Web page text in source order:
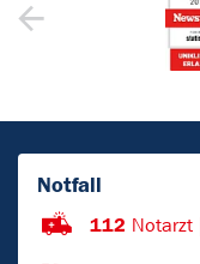
Notfall
112 Notarzt